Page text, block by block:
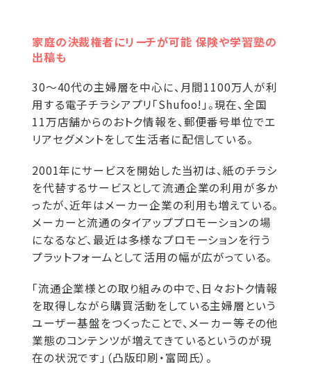
家庭の決裁権者にリーチが可能 保険や学習塾の
出稿も
30～40代の主婦層を中心に、月間1100万人が利
用する電子チラシアプリ「Shufoo!」。現在、全国
11万店舗からのおトク情報を、郵便番号単位でエ
リアセグメントをして生活者に配信している。
2001年にサービスを開始した当初は、紙のチラシ
を代替するサービスとして流通企業の利用が多か
ったが、近年はメーカー企業の利用も増えている。
メーカーと流通のタイアッププロモーションの場
になるなど、最近は多様なプロモーションを行う
プラットフォームとして活用の幅が広がっている。
「流通企業様との取り組みの中で、日々おトク情報
を取得しながら購買活動をしている主婦層という
ユーザー基盤をつくったことで、メーカー等その他
業態のコンテンツが増えてきているというのが現
在の状況です」（凸版印刷・富岡氏）。